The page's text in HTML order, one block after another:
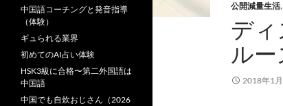
公開減量生活,
デ
ル
2018年1
中国語コーチングと発音指導
（体験）
ギュられる業界
初めてのAI占い体験
HSK3級に合格〜第二外国語は
中国語
中国でも自炊おじさん（2026